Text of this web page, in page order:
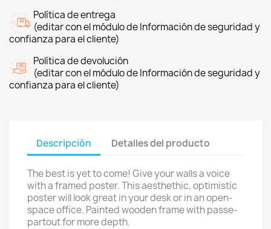
Política de entrega
(editar con el módulo de Información de seguridad y
confianza para el cliente)
Política de devolución
(editar con el módulo de Información de seguridad y
confianza para el cliente)
Descripción Detalles del producto
The best is yet to come! Give your walls a voice
with a framed poster. This aesthethic, optimistic
poster will look great in your desk or in an open-
space office. Painted wooden frame with passe-
partout for more depth.